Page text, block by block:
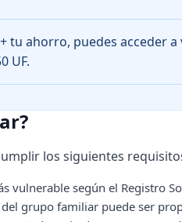
tu ahorro, puedes acceder a
UF.
los siguientes
vulnerable según el Registro
grupo familiar puede ser